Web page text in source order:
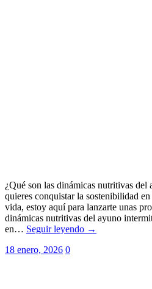
¿Qué son las dinámicas nutritivas
quieres conquistar la sostenibilidad
vida, estoy aquí para lanzarte unas
dinámicas nutritivas del ayuno
en… Seguir leyendo →
18 enero, 2026 0